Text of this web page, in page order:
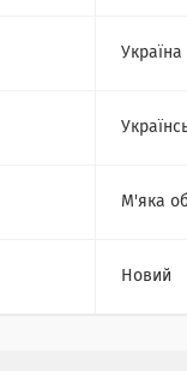
Україна
М'яка
Новий